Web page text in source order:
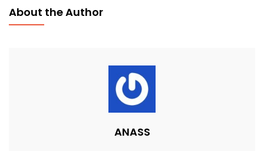
Incontournable
La
About the Author
ANASS